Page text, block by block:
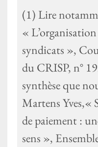
(1) Lire
«
syndicats »,
du CRISP, n°
synthèse que
Martens Yves,«
de paiement :
sens »,